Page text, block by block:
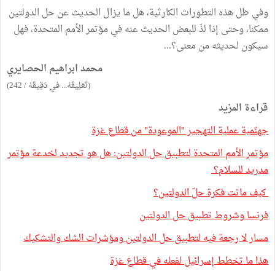
وفي ظل هذه التطورات الكارثية، هل ما يزال الحديث عن حل الدولتين
ممكنا، وحتى إذا لذّ للبعض الحديث عنه في مؤتمر الأمم المتحدة، فهل
سيكون لحديثه من معنى؟...
محمد ابراهيم الحصايري
(تَعْلِيقَهْ... في دَقِيقَهْ / 242)
قراءة المزيد
جهنّمية عملية التهجير "الموعودة" من قطاع غزة
مؤتمر الأمم المتحدة لتطبيق حل الدولتين: هل هو تجديد لخدعة مؤتمر
مدريد للسلام؟
كيف ماتت فكرة حلّ الدولتين؟
فرنسا وشروط تطبيق حل الدولتين
مسار لا رجعة فيه لتطبيق حل الدولتين ومؤشرات الشك والتشكيك
هذا ما تخطط إسرائيل لفعله في قطاع غزة